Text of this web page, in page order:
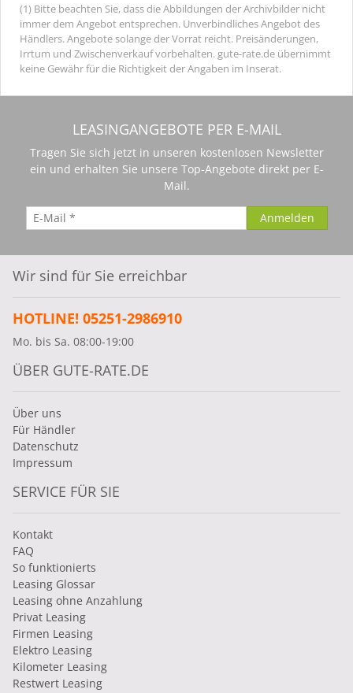
(1) Bitte beachten Sie, dass die Abbildungen der Archivbilder nicht
immer dem Angebot entsprechen. Unverbindliches Angebot des
Händlers. Angebote solange der Vorrat reicht. Preisänderungen,
Irrtum und Zwischenverkauf vorbehalten. gute-rate.de übernimmt
keine Gewähr für die Richtigkeit der Angaben im Inserat.
LEASINGANGEBOTE PER E-MAIL
Tragen Sie sich jetzt in unseren kostenlosen Newsletter
ein und erhalten Sie unsere Top-Angebote direkt per E-
Mail.
Wir sind für Sie erreichbar
HOTLINE! 05251-2986910
Mo. bis Sa. 08:00-19:00
ÜBER GUTE-RATE.DE
Über uns
Für Händler
Datenschutz
Impressum
SERVICE FÜR SIE
Kontakt
FAQ
So funktionierts
Leasing Glossar
Leasing ohne Anzahlung
Privat Leasing
Firmen Leasing
Elektro Leasing
Kilometer Leasing
Restwert Leasing